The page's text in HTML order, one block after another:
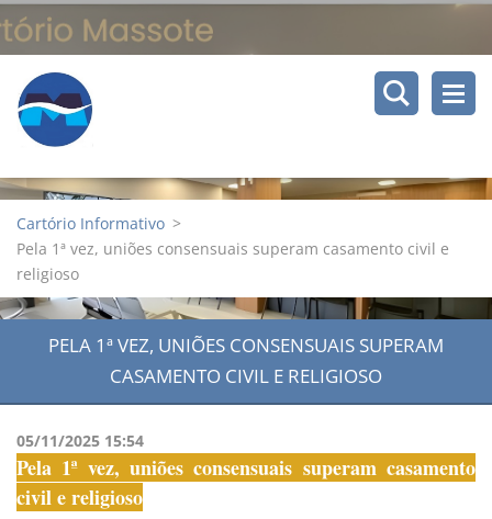
Cartório Informativo >
Pela 1ª vez, uniões consensuais superam casamento civil e
religioso
PELA 1ª VEZ, UNIÕES CONSENSUAIS SUPERAM
CASAMENTO CIVIL E RELIGIOSO
05/11/2025 15:54
Pela 1ª vez, uniões consensuais superam casamento
civil e religioso